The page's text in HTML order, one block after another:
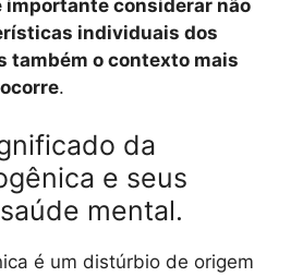
importante considerar não
individuais dos
também o contexto mais
.
da
e seus
mental.
é um distúrbio de origem